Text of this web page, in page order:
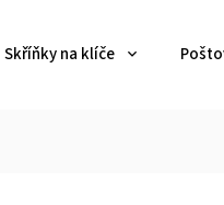
Skříňky na klíče